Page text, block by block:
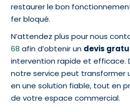
restaurer le bon
fer bloqué.
N’attendez plus pour nous
68 afin d’obtenir un devis
intervention rapide et efficace.
notre service peut transformer
en une solution fiable, tout en
de votre espace commercial.